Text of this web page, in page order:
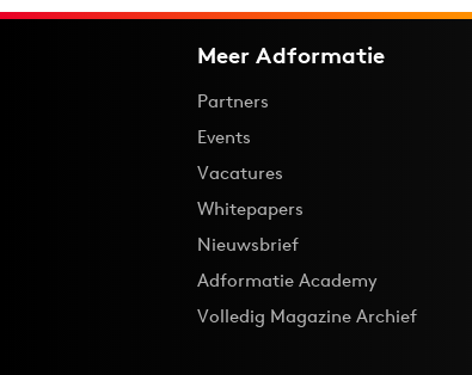
Meer Adformatie
Partners
Events
Vacatures
Whitepapers
Nieuwsbrief
Adformatie Academy
Volledig Magazine Archief